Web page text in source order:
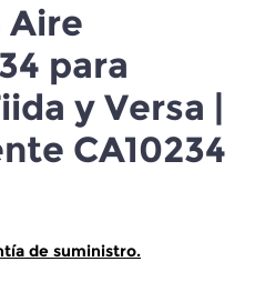
Aire
para
y Versa |
CA10234
de suministro.